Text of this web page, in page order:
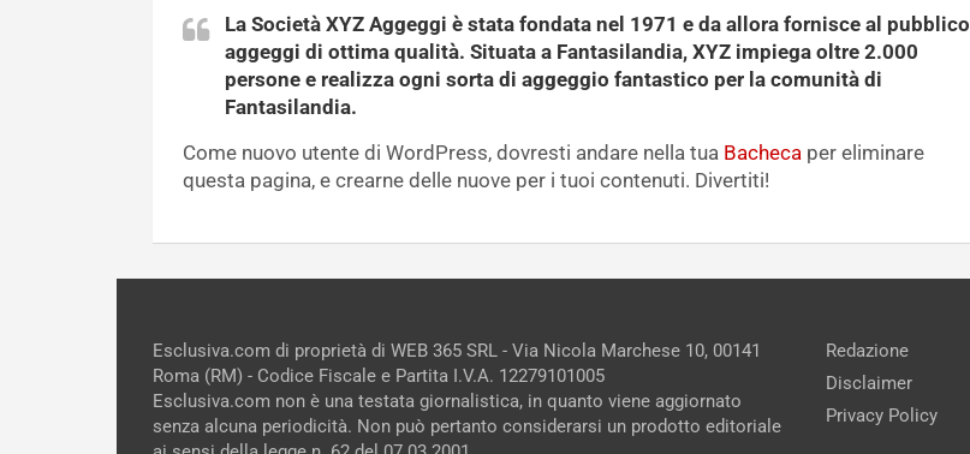
La Società XYZ Aggeggi è stata fondata nel 1971 e da allora fornisce al pubblico
aggeggi di ottima qualità. Situata a Fantasilandia, XYZ impiega oltre 2.000
persone e realizza ogni sorta di aggeggio fantastico per la comunità di
Fantasilandia.
Come nuovo utente di WordPress, dovresti andare nella tua Bacheca per eliminare
questa pagina, e crearne delle nuove per i tuoi contenuti. Divertiti!
Esclusiva.com di proprietà di WEB 365 SRL - Via Nicola Marchese 10, 00141
Roma (RM) - Codice Fiscale e Partita I.V.A. 12279101005
Esclusiva.com non è una testata giornalistica, in quanto viene aggiornato
senza alcuna periodicità. Non può pertanto considerarsi un prodotto editoriale
Redazione
Disclaimer
Privacy Policy